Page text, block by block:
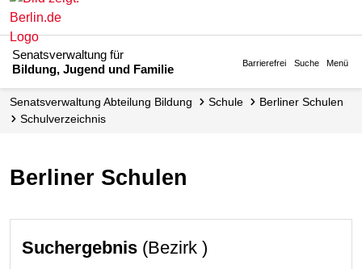
Senatsverwaltung für
Bildung, Jugend und Familie
Barrierefrei Suche Menü
Senats­verwaltung Abteilung Bildung Schule
Berliner Schulen
Schul­verzeichnis
Berliner Schulen
Suchergebnis (Bezirk )